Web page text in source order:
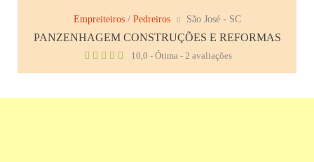
Empreiteiros/ Pedreiros São José - SC
PANZENHAGEM CONSTRUÇÕES E REFORMAS
10,0 - Ótima - 2 avaliações